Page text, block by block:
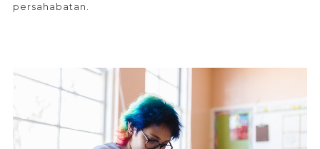
persahabatan.